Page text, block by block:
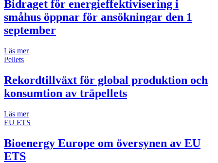
Bidraget för energieffektivisering i
småhus öppnar för ansökningar den 1
september
Läs mer
Pellets
Rekordtillväxt för global produktion och
konsumtion av träpellets
Läs mer
EU ETS
Bioenergy Europe om översynen av EU
ETS